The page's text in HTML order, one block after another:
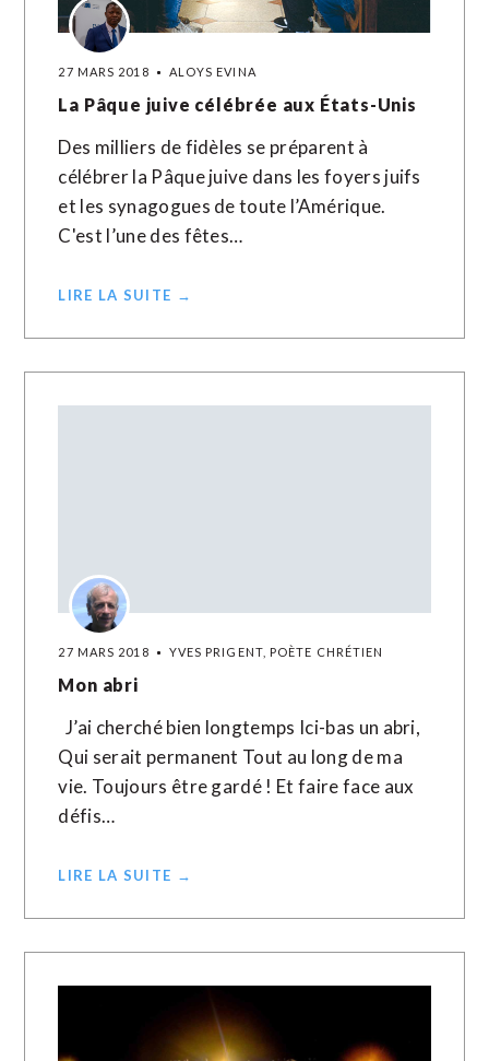
27 MARS 2018 ALOYS EVINA
La Pâque juive célébrée aux États-Unis
Des milliers de fidèles se préparent à
célébrer la Pâque juive dans les foyers juifs
et les synagogues de toute l’Amérique.
C'est l’une des fêtes…
LIRE LA SUITE →
27 MARS 2018 YVES PRIGENT, POÈTE CHRÉTIEN
Mon abri
J’ai cherché bien longtemps Ici-bas un abri,
Qui serait permanent Tout au long de ma
vie. Toujours être gardé ! Et faire face aux
défis…
LIRE LA SUITE →